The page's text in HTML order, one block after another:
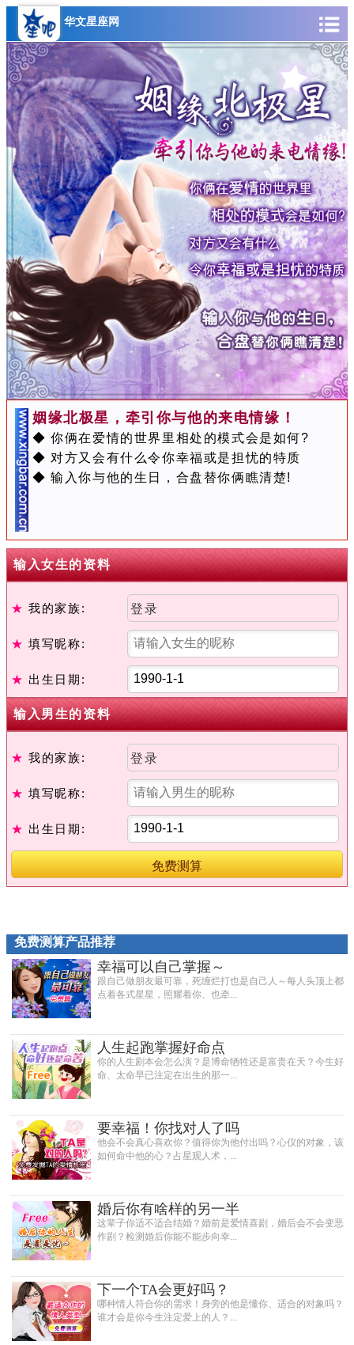
华文星座网
姻缘北极星，牵引你与他的来电情缘！
◆ 你俩在爱情的世界里相处的模式会是如何?
◆ 对方又会有什么令你幸福或是担忧的特质
◆ 输入你与他的生日，合盘替你俩瞧清楚!
输入女生的资料
★我的家族: 登录
★填写昵称:
★ 出生日期:
输入男生的资料
★我的家族: 登录
★填写昵称:
★ 出生日期:
免费测算产品推荐
幸福可以自己掌握～
跟自己做朋友最可靠，死缠烂打也是自己人～每人头顶上都
点着各式星星，照耀着你、也牵...
人生起跑掌握好命点
你的人生剧本会怎么演？是博命牺牲还是富贵在天？今生好
命、太命早已注定在出生的那一...
要幸福！你找对人了吗
他会不会真心喜欢你？值得你为他付出吗？心仪的对象，该
如何命中他的心？占星观人术，...
婚后你有啥样的另一半
这辈子你适不适合结婚？婚前是爱情喜剧，婚后会不会变恶
作剧？检测婚后你能不能步向幸...
下一个TA会更好吗？
哪种情人符合你的需求！身旁的他是懂你、适合的对象吗？
谁才会是你今生注定爱上的人？...